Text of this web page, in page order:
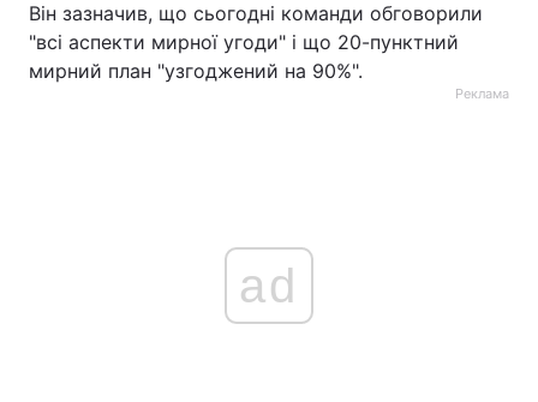
Він зазначив, що сьогодні команди обговорили
"всі аспекти мирної угоди" і що 20-пунктний
мирний план "узгоджений на 90%".
Реклама
ad